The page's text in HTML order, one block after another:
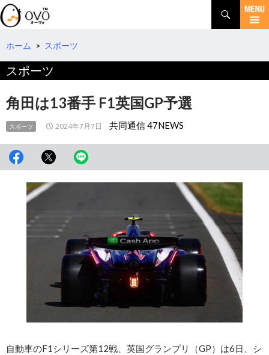
検
索
コ
テ
へ
動
ホーム > スポーツ
スポーツ
角田は13番手 F1英国GP予選
スポーツ 2024年7月7日 共同通信 47NEWS
自動車のF1シリーズ第12戦、英国グランプリ（GP）は6日、シ